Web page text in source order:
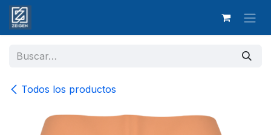
Ir al contenido
Todos los productos